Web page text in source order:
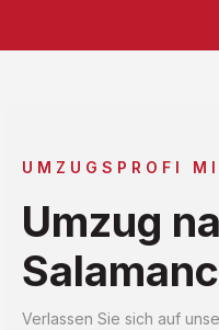
UMZUGSPROFI
Umzug
Verlassen Sie sich auf